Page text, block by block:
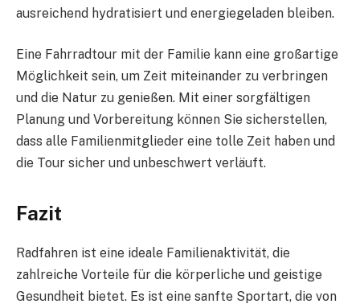
ausreichend hydratisiert und energiegeladen bleiben.
Eine Fahrradtour mit der Familie kann eine großartige
Möglichkeit sein, um Zeit miteinander zu verbringen
und die Natur zu genießen. Mit einer sorgfältigen
Planung und Vorbereitung können Sie sicherstellen,
dass alle Familienmitglieder eine tolle Zeit haben und
die Tour sicher und unbeschwert verläuft.
Fazit
Radfahren ist eine ideale Familienaktivität, die
zahlreiche Vorteile für die körperliche und geistige
Gesundheit bietet. Es ist eine sanfte Sportart, die von